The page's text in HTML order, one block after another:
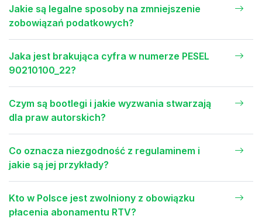
Jakie są legalne sposoby na zmniejszenie
zobowiązań podatkowych?
Jaka jest brakująca cyfra w numerze PESEL
90210100_22?
Czym są bootlegi i jakie wyzwania stwarzają
dla praw autorskich?
Co oznacza niezgodność z regulaminem i
jakie są jej przykłady?
Kto w Polsce jest zwolniony z obowiązku
płacenia abonamentu RTV?